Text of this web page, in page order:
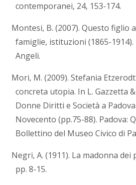
contemporanei, 24, 153-174.
Montesi, B. (2007). Questo figlio
famiglie, istituzioni (1865-1914).
Angeli.
Mori, M. (2009). Stefania
concreta utopia. In L. Gazzetta
Donne Diritti e Società a
Novecento (pp.75-88). Padova:
Bollettino del Museo Civico di
Negri, A. (1911). La madonna dei
pp. 8-15.